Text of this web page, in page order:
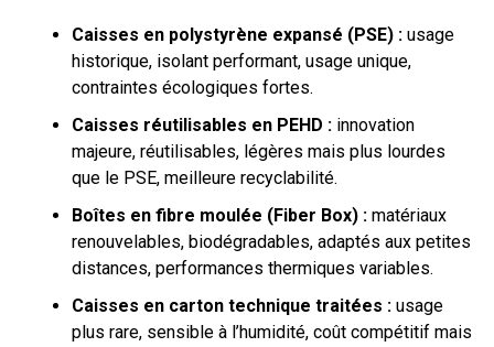
Caisses en polystyrène expansé (PSE) : usage
historique, isolant performant, usage unique,
contraintes écologiques fortes.
Caisses réutilisables en PEHD : innovation
majeure, réutilisables, légères mais plus lourdes
que le PSE, meilleure recyclabilité.
Boîtes en fibre moulée (Fiber Box) : matériaux
renouvelables, biodégradables, adaptés aux petites
distances, performances thermiques variables.
Caisses en carton technique traitées : usage
plus rare, sensible à l’humidité, coût compétitif mais